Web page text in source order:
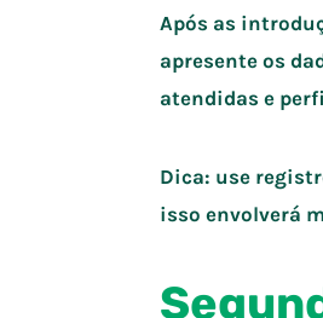
Após as
apresente os
atendidas e
Dica: use
isso envolverá